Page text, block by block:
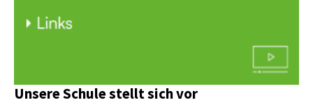
Unsere Schule stellt sich vor